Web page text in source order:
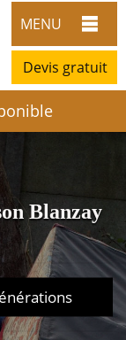
MENU
Devis gratuit
Blanzay